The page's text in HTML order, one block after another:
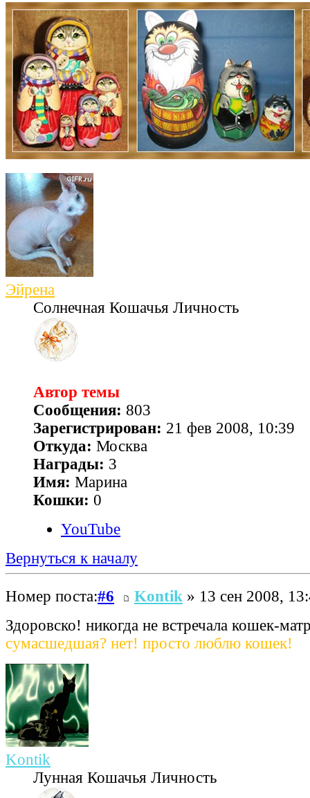
Эйрена
Солнечная Кошачья Личность
Автор темы
Сообщения: 803
Зарегистрирован: 21 фев 2008, 10:39
Откуда: Москва
Награды: 3
Имя: Марина
Кошки: 0
YouTube
Вернуться к началу
Номер поста:#6 Kontik » 13 сен 2008,
Здоровско! никогда не встречала кошек-
сумасшедшая? нет! просто люблю кошек!
Kontik
Лунная Кошачья Личность